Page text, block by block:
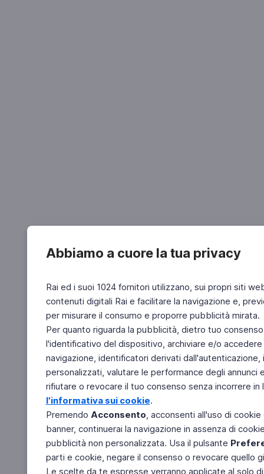
Abbiamo a cuore la tua privacy
Rai ed i suoi 1024 fornitori utilizzano, sui propri siti
contenuti digitali Rai e facilitare la navigazione e,
per misurare il consumo e proporre pubblicità mirata.
Per quanto riguarda la pubblicità, dietro tuo
l'identificativo del dispositivo, archiviare e/o
navigazione, identificatori derivati
personalizzati, valutare le performance degli
rifiutare o revocare il tuo consenso senza incorrere
l'informativa sui cookie.
Premendo Acconsento, acconsenti all'uso di
banner, continuerai la navigazione in assenza di
pubblicità non personalizzata. Usa il pulsante
parti e cookie, negare il consenso o revocare quello
Le scelte da te espresse verranno applicate al solo